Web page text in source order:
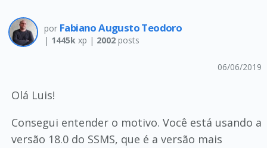
por Fabiano Augusto Teodoro
| 1445kxp | 2002posts
06/06/2019
Olá Luis!
Consegui entender o motivo. Você está usando a
versão 18.0 do SSMS, que é a versão mais